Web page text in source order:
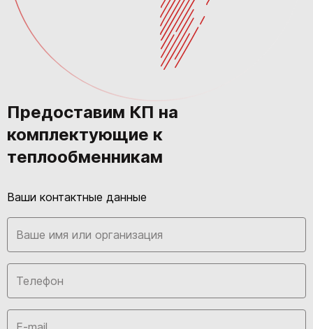
Предоставим КП на
комплектующие к
теплообменникам
Ваши контактные данные